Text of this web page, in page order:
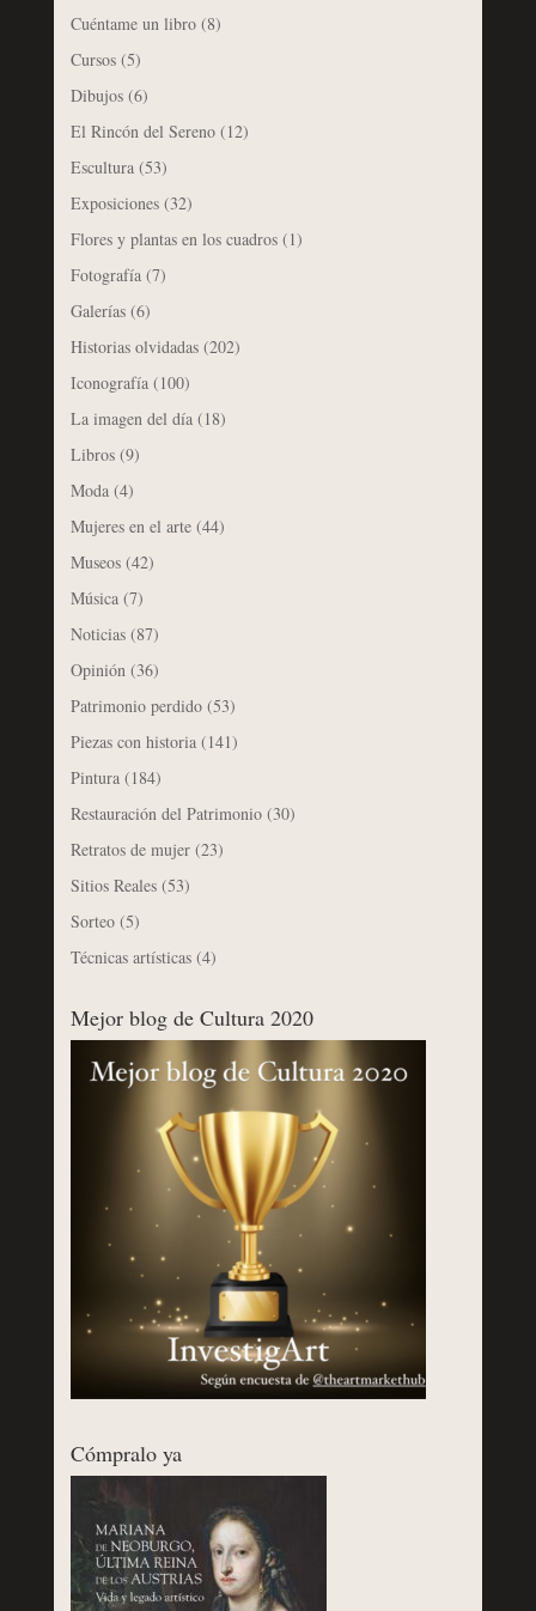
Cuéntame un libro(8)
Cursos(5)
Dibujos(6)
El Rincón del Sereno(12)
Escultura(53)
Exposiciones(32)
Flores y plantas en los cuadros(1)
Fotografía(7)
Galerías(6)
Historias olvidadas(202)
Iconografía(100)
La imagen del día(18)
Libros(9)
Moda(4)
Mujeres en el arte(44)
Museos(42)
Música(7)
Noticias(87)
Opinión (36)
Patrimonio perdido(53)
Piezas con historia(141)
Pintura(184)
Restauración del Patrimonio(30)
Retratos de mujer(23)
Sitios Reales(53)
Sorteo(5)
Técnicas artísticas(4)
Mejor blog de Cultura 2020
Cómpralo ya